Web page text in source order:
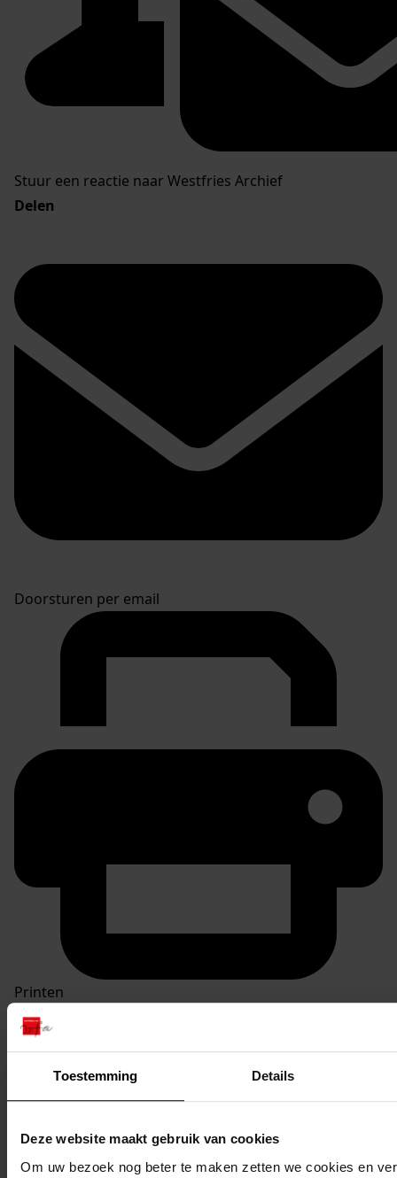
Toestemming Details
Deze website maakt gebruik van cookies
Om uw bezoek nog beter te maken zetten we cookies en
Stuur een reactie naar Westfries Archief
Delen
Doorsturen per email
Printen
duurzaam webadres
5. nrs. 400-499